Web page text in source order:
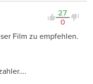
27
0
Film zu empfehlen.